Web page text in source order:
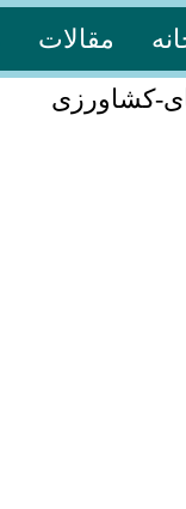
مقالات
کشاورزی